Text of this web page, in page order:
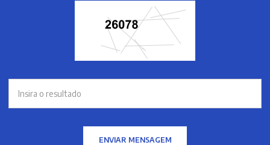
ENVIAR MENSAGEM